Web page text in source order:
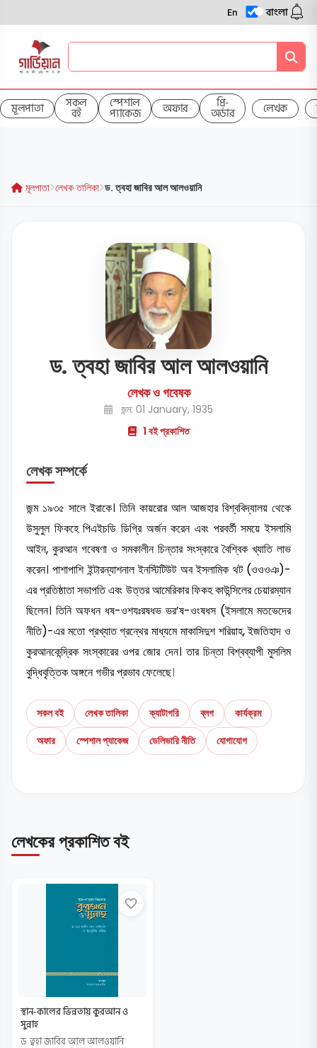
En বাংলা
মূলপাতা সকল
বই
স্পেশাল
প্যাকেজ অফার প্রি-
অর্ডার লেখক
মূলপাতা লেখক তালিকা ড. ত্বহা জাবির আল আলওয়ানি
ড. ত্বহা জাবির আল আলওয়ানি
লেখক ও গবেষক
জন্ম: 01 January, 1935
1 বই প্রকাশিত
লেখক সম্পর্কে
জন্ম ১৯৩৫ সালে ইরাকে। তিনি কায়রোর আল আজহার বিশ্ববিদ্যালয় থেকে
উসুলুল ফিকহে পিএইচডি ডিগ্রি অর্জন করেন এবং পরবর্তী সময়ে ইসলামি
আইন, কুরআন গবেষণা ও সমকালীন চিন্তার সংস্কারে বৈশ্বিক খ্যাতি লাভ
করেন। পাশাপাশি ইন্টারন্যাশনাল ইনস্টিটিউট অব ইসলামিক থট (ওওওঞ)-
এর প্রতিষ্ঠাতা সভাপতি এবং উত্তর আমেরিকার ফিকহ কাউন্সিলের চেয়ারম্যান
ছিলেন। তিনি অফধন ধষ-ওশযঃরষধভ ভর’ষ-ওংষধস (ইসলামে মতভেদের
নীতি)-এর মতো প্রখ্যাত গ্রন্থের মাধ্যমে মাকাসিদুশ শরিয়াহ, ইজতিহাদ ও
কুরআনকেন্দ্রিক সংস্কারের ওপর জোর দেন। তার চিন্তা বিশ্বব্যাপী মুসলিম
বুদ্ধিবৃত্তিক অঙ্গনে গভীর প্রভাব ফেলেছে।
সকল বই লেখক তালিকা ক্যাটাগরি ব্লগ
কার্যক্রম
অফার
স্পেশাল প্যাকেজ ডেলিভারি নীতি যোগাযোগ
লেখকের প্রকাশিত বই
favorite_border
স্থান-কালের ভিন্নতায় কুরআন ও
সুন্নাহ
ড. ত্বহা জাবির আল আলওয়ানি